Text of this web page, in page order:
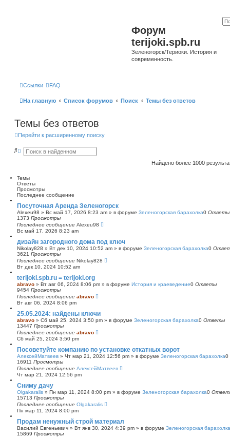
Форум
terijoki.spb.ru
Зеленогорск/Териоки. История и
современность.
Ссылки FAQ
На главную Список форумов Поиск Темы без ответов
Темы без ответов
Перейти к расширенному поиску
П Р
р
е
н
н
ы
й
п
о
и
к
Найдено более 1000
Темы
Ответы
Просмотры
Последнее сообщение
Посуточная Аренда Зеленогорск
Alexeu98 » Вс май 17, 2026 8:23 am » в форуме Зеленогорская барахолка0 Ответы
1373 Просмотры
Последнее сообщение Alexeu98
Вс май 17, 2026 8:23 am
дизайн загородного дома под ключ
Nikolay828 » Вт дек 10, 2024 10:52 am » в форуме Зеленогорская барахолка0
3621 Просмотры
Последнее сообщение Nikolay828
Вт дек 10, 2024 10:52 am
terijoki.spb.ru = terijoki.org
abravo » Вт авг 06, 2024 8:06 pm » в форуме История и краеведение0 Ответы
9454 Просмотры
Последнее сообщение abravo
Вт авг 06, 2024 8:06 pm
25.05.2024: найдены ключи
abravo » Сб май 25, 2024 3:50 pm » в форуме Зеленогорская барахолка0 Ответы
13447 Просмотры
Последнее сообщение abravo
Сб май 25, 2024 3:50 pm
Посоветуйте компанию по установке откатных ворот
АлексейМатвеев » Чт мар 21, 2024 12:56 pm » в форуме Зеленогорская барахолка0
16911 Просмотры
Последнее сообщение АлексейМатвеев
Чт мар 21, 2024 12:56 pm
Сниму дачу
Olgakaralis » Пн мар 11, 2024 8:00 pm » в форуме Зеленогорская барахолка0
15713 Просмотры
Последнее сообщение Olgakaralis
Пн мар 11, 2024 8:00 pm
Продам ненужный строй материал
Василий Евгеньевич » Вт янв 30, 2024 4:39 pm » в форуме Зеленогорская барахолка
15869 Просмотры